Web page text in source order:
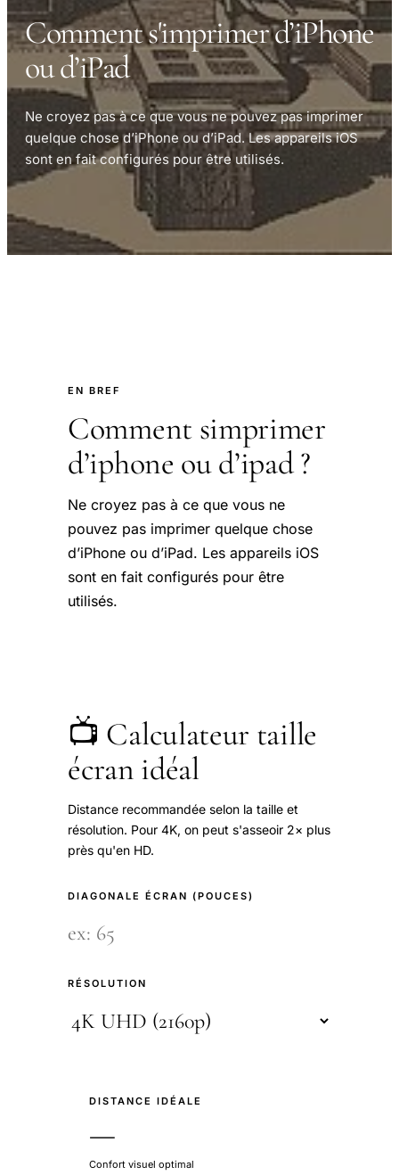
Comment s'imprimer d’iPhone
ou d’iPad
Ne croyez pas à ce que vous ne pouvez pas imprimer
quelque chose d’iPhone ou d’iPad. Les appareils iOS
sont en fait configurés pour être utilisés.
EN BREF
Comment simprimer
d’iphone ou d’ipad ?
Ne croyez pas à ce que vous ne
pouvez pas imprimer quelque chose
d’iPhone ou d’iPad. Les appareils iOS
sont en fait configurés pour être
utilisés.
📺 Calculateur taille
écran idéal
Distance recommandée selon la taille et
résolution. Pour 4K, on peut s'asseoir 2× plus
près qu'en HD.
DIAGONALE ÉCRAN (POUCES)
RÉSOLUTION
DISTANCE IDÉALE
—
Confort visuel optimal